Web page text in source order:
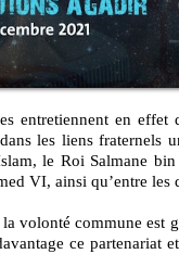
les liens fraternels
le Roi Salmane
VI, ainsi qu’entre les
volonté commune est
ce partenariat